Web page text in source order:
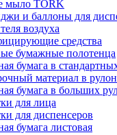
мыло TORK
и баллоны для
воздуха
средства
бумажные полотенца
бумага в
материал в
бумага в больших
для лица
для диспенсеров
бумага листовая